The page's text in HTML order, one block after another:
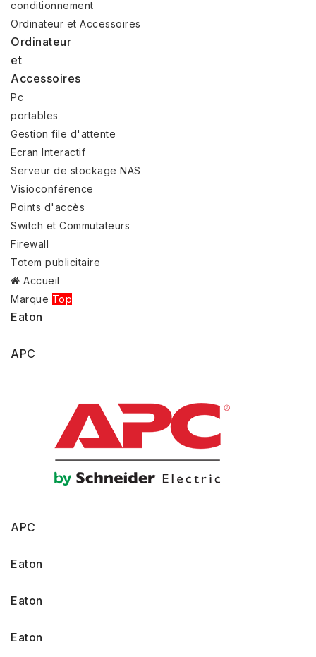
conditionnement
Ordinateur et Accessoires
Ordinateur
et
Accessoires
Pc
portables
Gestion file d'attente
Ecran Interactif
Serveur de stockage NAS
Visioconférence
Points d'accès
Switch et Commutateurs
Firewall
Totem publicitaire
Accueil
Marque Top
Eaton
APC
APC
Eaton
Eaton
Eaton